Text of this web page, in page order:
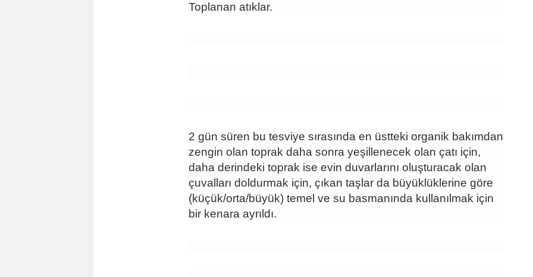
Toplanan atıklar.
2 gün süren bu tesviye sırasında en üstteki organik bakımdan
zengin olan toprak daha sonra yeşillenecek olan çatı için,
daha derindeki toprak ise evin duvarlarını oluşturacak olan
çuvalları doldurmak için, çıkan taşlar da büyüklüklerine göre
(küçük/orta/büyük) temel ve su basmanında kullanılmak için
bir kenara ayrıldı.